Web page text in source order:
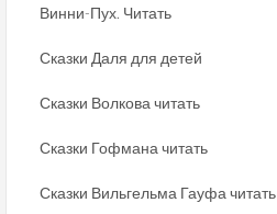
Винни-Пух. Читать
Сказки Даля для детей
Сказки Волкова читать
Сказки Гофмана читать
Сказки Вильгельма Гауфа читать